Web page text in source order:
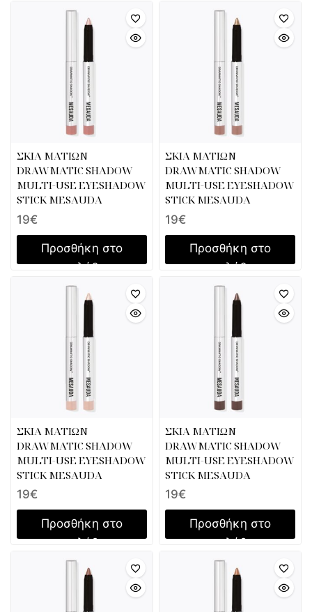
ΣΚΙΑ ΜΑΤΙΩΝ
DRAWMATIC SHADOW
MULTI-USE EYESHADOW
STICK MESAUDA
19€
Προσθήκη στο
καλάθι
ΣΚΙΑ ΜΑΤΙΩΝ
DRAWMATIC SHADOW
MULTI-USE EYESHADOW
STICK MESAUDA
19€
Προσθήκη στο
καλάθι
ΣΚΙΑ ΜΑΤΙΩΝ
DRAWMATIC SHADOW
MULTI-USE EYESHADOW
STICK MESAUDA
19€
Προσθήκη στο
καλάθι
ΣΚΙΑ ΜΑΤΙΩΝ
DRAWMATIC SHADOW
MULTI-USE EYESHADOW
STICK MESAUDA
19€
Προσθήκη στο
καλάθι